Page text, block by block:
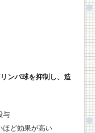
ンパ球を抑制し、造
与
ほど効果が高い